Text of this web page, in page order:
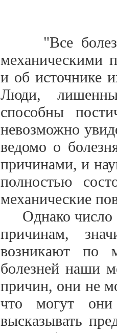
"Все
механическими
и об источнике
Люди,
способны
невозможно
ведомо о
причинами, и
полностью
механические
Однако число
причинам,
возникают по
болезней наши
причин, они не
что могут они
высказывать